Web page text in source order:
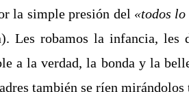
la simple presión del «todos
Les robamos la infancia,
a la verdad, la bonda y la
también se ríen